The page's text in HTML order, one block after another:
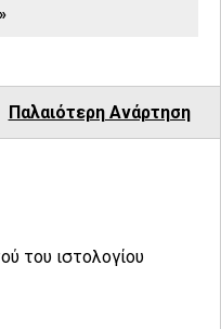
Παλαιότερη Ανάρτηση
του ιστολογίου